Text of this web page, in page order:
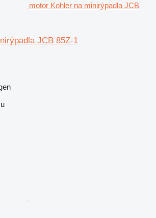
motor Kohler na minirýpadla JCB
JCB 85Z-1